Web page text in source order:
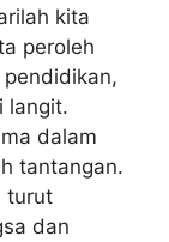
kita
peroleh
langit.
dalam
tantangan.
turut
dan